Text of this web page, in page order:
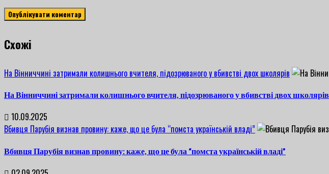
Cхожі
На Вінниччині затримали колишнього вчителя, підозрюваного у вбивстві двох школярів
На Вінниччині затримали колишнього вчителя, підозрюваного у вбивстві двох школярів
10.09.2025
Вбивця Парубія визнав провину: каже, що це була “помста українській владі”
Вбивця Парубія визнав провину: каже, що це була “помста українській владі”